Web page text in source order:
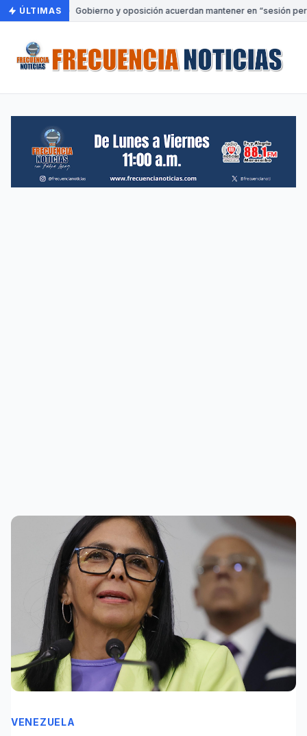
ÚLTIMAS Gobierno y oposición acuerdan mantener en “sesión
VENEZUELA